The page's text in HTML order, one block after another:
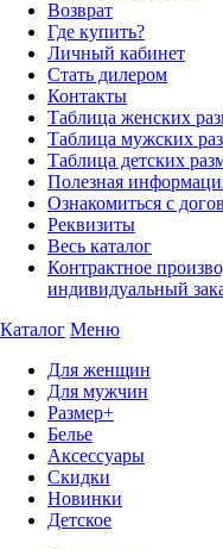
Возврат
Где купить?
Личный кабинет
Стать дилером
Контакты
Таблица женских
Таблица мужских
Таблица детских
Полезная
Ознакомиться с
Реквизиты
Весь каталог
Контрактное
индивидуальный
Каталог Меню
Для женщин
Для мужчин
Размер+
Белье
Аксессуары
Скидки
Новинки
Детское